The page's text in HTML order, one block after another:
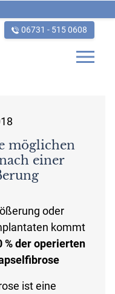
06731 - 515 0608
möglichen
einer
oder
kommt
% der operierten
ist eine